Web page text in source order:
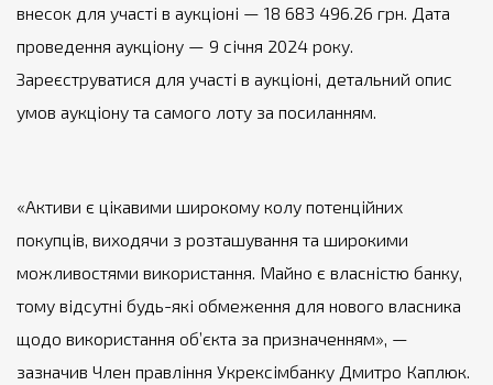
внесок для участі в аукціоні — 18 683 496.26 грн. Дата
проведення аукціону — 9 січня 2024 року.
Зареєструватися для участі в аукціоні, детальний опис
умов аукціону та самого лоту за посиланням.
«Активи є цікавими широкому колу потенційних
покупців, виходячи з розташування та широкими
можливостями використання. Майно є власністю банку,
тому відсутні будь-які обмеження для нового власника
щодо використання об’єкта за призначенням», —
зазначив Член правління Укрексімбанку Дмитро Каплюк.